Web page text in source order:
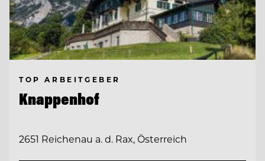
TOP ARBEITGEBER
Knappenhof
2651 Reichenau a. d. Rax, Österreich